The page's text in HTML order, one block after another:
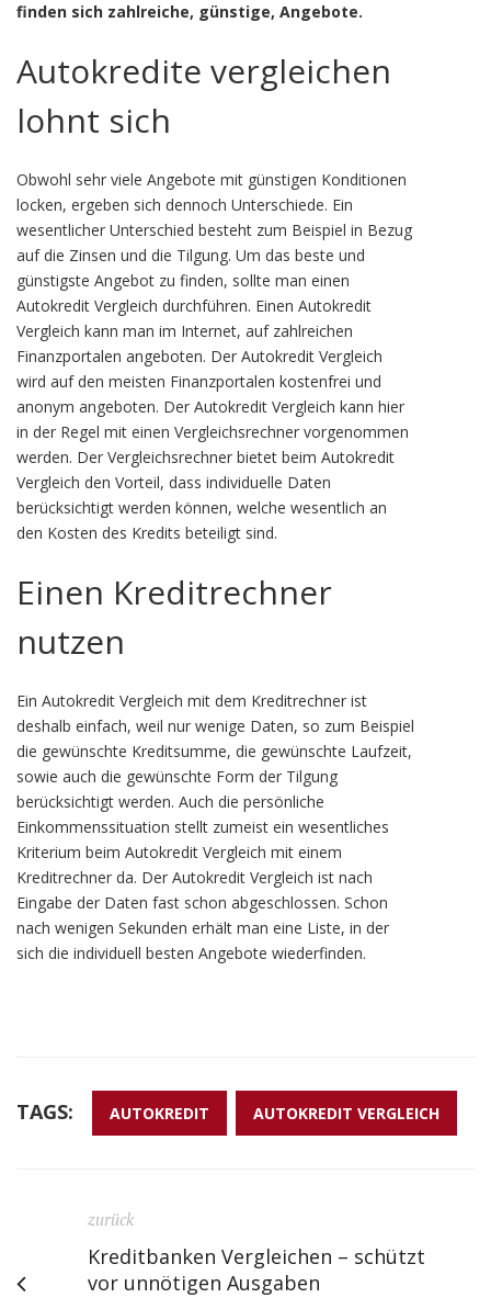
finden sich zahlreiche, günstige, Angebote.
Autokredite vergleichen
lohnt sich
Obwohl sehr viele Angebote mit günstigen Konditionen
locken, ergeben sich dennoch Unterschiede. Ein
wesentlicher Unterschied besteht zum Beispiel in Bezug
auf die Zinsen und die Tilgung. Um das beste und
günstigste Angebot zu finden, sollte man einen
Autokredit Vergleich durchführen. Einen Autokredit
Vergleich kann man im Internet, auf zahlreichen
Finanzportalen angeboten. Der Autokredit Vergleich
wird auf den meisten Finanzportalen kostenfrei und
anonym angeboten. Der Autokredit Vergleich kann hier
in der Regel mit einen Vergleichsrechner vorgenommen
werden. Der Vergleichsrechner bietet beim Autokredit
Vergleich den Vorteil, dass individuelle Daten
berücksichtigt werden können, welche wesentlich an
den Kosten des Kredits beteiligt sind.
Einen Kreditrechner
nutzen
Ein Autokredit Vergleich mit dem Kreditrechner ist
deshalb einfach, weil nur wenige Daten, so zum Beispiel
die gewünschte Kreditsumme, die gewünschte Laufzeit,
sowie auch die gewünschte Form der Tilgung
berücksichtigt werden. Auch die persönliche
Einkommenssituation stellt zumeist ein wesentliches
Kriterium beim Autokredit Vergleich mit einem
Kreditrechner da. Der Autokredit Vergleich ist nach
Eingabe der Daten fast schon abgeschlossen. Schon
nach wenigen Sekunden erhält man eine Liste, in der
sich die individuell besten Angebote wiederfinden.
TAGS: AUTOKREDIT AUTOKREDIT VERGLEICH
zurück
Kreditbanken Vergleichen – schützt
vor unnötigen Ausgaben